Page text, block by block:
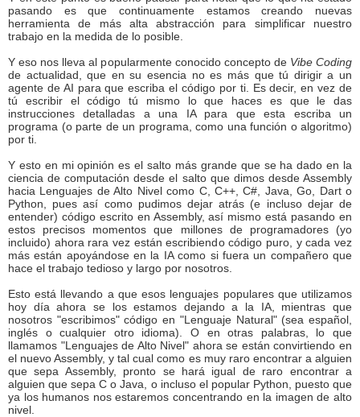
pasando es que continuamente estamos creando nuevas
herramienta de más alta abstracción para simplificar nuestro
trabajo en la medida de lo posible.
Y eso nos lleva al popularmente conocido concepto de Vibe Coding
de actualidad, que en su esencia no es más que tú dirigir a un
agente de AI para que escriba el código por ti. Es decir, en vez de
tú escribir el código tú mismo lo que haces es que le das
instrucciones detalladas a una IA para que esta escriba un
programa (o parte de un programa, como una función o algoritmo)
por ti.
Y esto en mi opinión es el salto más grande que se ha dado en la
ciencia de computación desde el salto que dimos desde Assembly
hacia Lenguajes de Alto Nivel como C, C++, C#, Java, Go, Dart o
Python, pues así como pudimos dejar atrás (e incluso dejar de
entender) código escrito en Assembly, así mismo está pasando en
estos precisos momentos que millones de programadores (yo
incluido) ahora rara vez están escribiendo código puro, y cada vez
más están apoyándose en la IA como si fuera un compañero que
hace el trabajo tedioso y largo por nosotros.
Esto está llevando a que esos lenguajes populares que utilizamos
hoy día ahora se los estamos dejando a la IA, mientras que
nosotros "escribimos" código en "Lenguaje Natural" (sea español,
inglés o cualquier otro idioma). O en otras palabras, lo que
llamamos "Lenguajes de Alto Nivel" ahora se están convirtiendo en
el nuevo Assembly, y tal cual como es muy raro encontrar a alguien
que sepa Assembly, pronto se hará igual de raro encontrar a
alguien que sepa C o Java, o incluso el popular Python, puesto que
ya los humanos nos estaremos concentrando en la imagen de alto
nivel.